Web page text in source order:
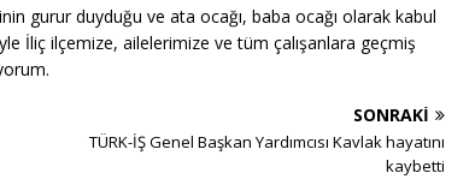
gurur duyduğu ve ata ocağı, baba ocağı olarak kabul
İliç ilçemize, ailelerimize ve tüm çalışanlara geçmiş
SONRAKI
TÜRK-İŞ Genel Başkan Yardımcısı Kavlak hayatını
kaybetti